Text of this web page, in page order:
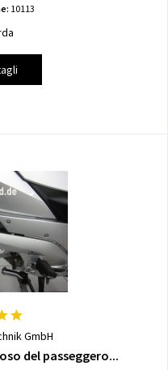
10113
GmbH
del passeggero...